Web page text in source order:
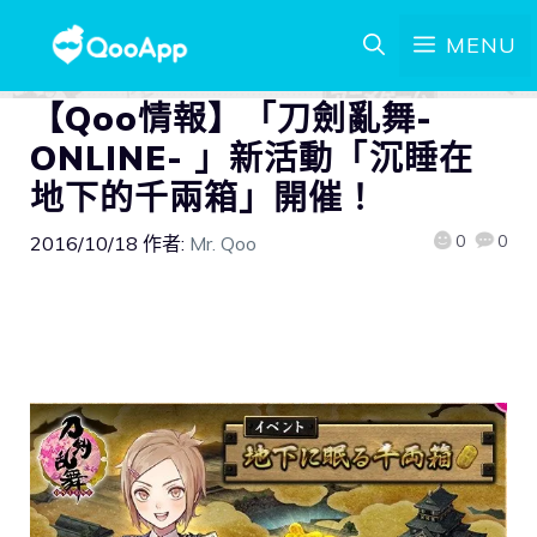
MENU
【Qoo情報】「刀劍亂舞-
ONLINE- 」新活動「沉睡在
地下的千兩箱」開催！
2016/10/18 作者: Mr. Qoo 0 0